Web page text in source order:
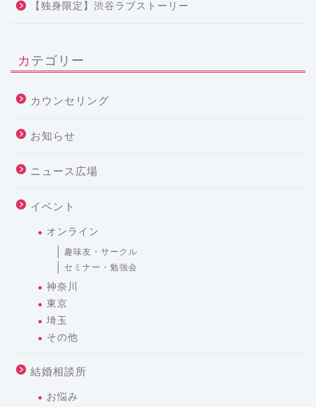
【独身限定】渋谷ラブストーリー
カテゴリー
カウンセリング
お知らせ
ニュース広場
イベント
オンライン
趣味友・サークル
セミナー・勉強会
神奈川
東京
埼玉
その他
結婚相談所
お悩み